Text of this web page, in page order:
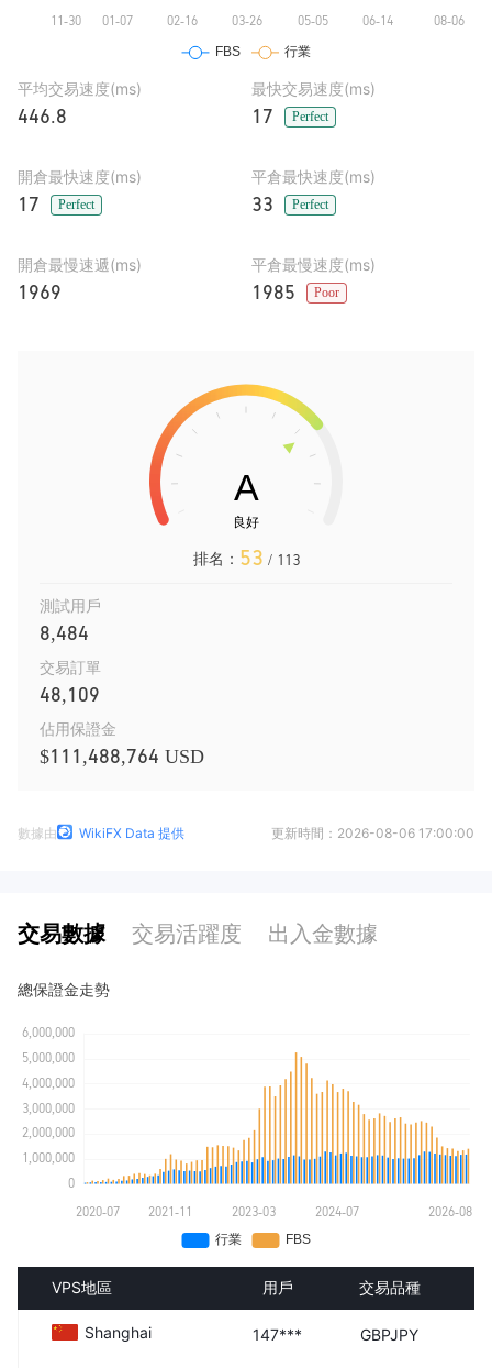
平均交易速度(ms)
446.8
最快交易速度(ms)
17 Perfect
開倉最快速度(ms)
17 Perfect
平倉最快速度(ms)
33 Perfect
開倉最慢速遞(ms)
1969
平倉最慢速度(ms)
1985 Poor
排名： 53 / 113
測試用戶
8,484
交易訂單
48,109
佔用保證金
$111,488,764 USD
數據由 WikiFX Data 提供 更新時間： 2026-08-06 17:00:00
交易數據 交易活躍度 出入金數據
總保證金走勢
VPS地區 用戶 交易品種
Shanghai 147*** GBPJPY